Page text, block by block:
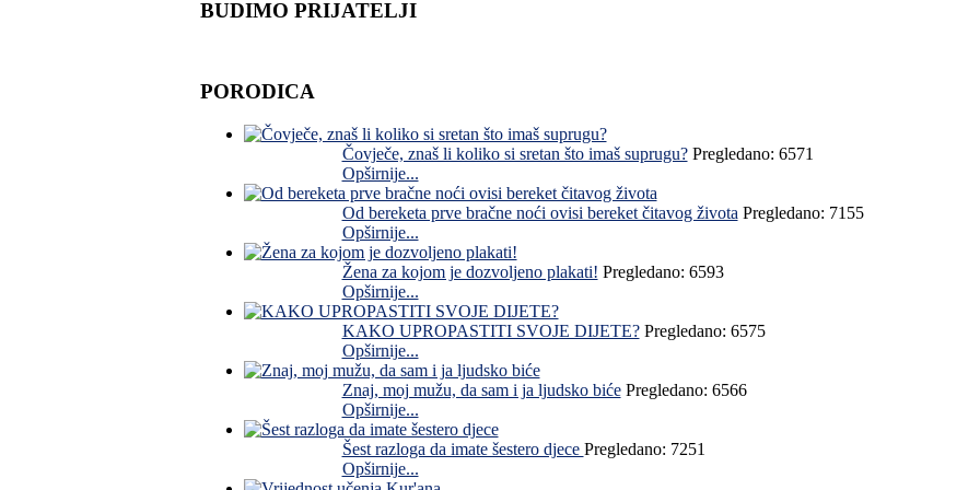
BUDIMO PRIJATELJI
PORODICA
Čovječe, znaš li koliko si sretan što imaš suprugu? Pregledano: 6571
Opširnije...
Od bereketa prve bračne noći ovisi bereket čitavog života Pregledano: 7155
Opširnije...
Žena za kojom je dozvoljeno plakati! Pregledano: 6593
Opširnije...
KAKO UPROPASTITI SVOJE DIJETE? Pregledano: 6575
Opširnije...
Znaj, moj mužu, da sam i ja ljudsko biće Pregledano: 6566
Opširnije...
Šest razloga da imate šestero djece Pregledano: 7251
Opširnije...